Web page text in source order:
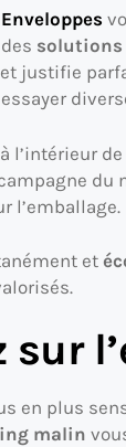
solutions
justifie
l’intérieur
du
l’emballage.
et
en plus
malin